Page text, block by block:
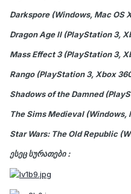
Darkspore (Windows, Mac OS
Dragon Age II (PlayStation 3,
Mass Effect 3 (PlayStation 3,
Rango (PlayStation 3, Xbox
Shadows of the Damned
The Sims Medieval (Windows,
Star Wars: The Old Republic
ესეც სურათები :